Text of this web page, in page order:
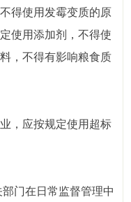
得使用发霉变质的原
使用添加剂，不得使
，不得有影响粮食质
，应按规定使用超标
门在日常监督管理中